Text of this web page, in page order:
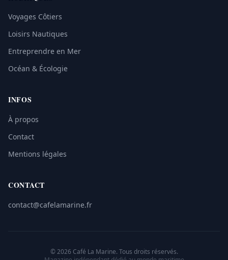
Voyages Côtiers
Loisirs Nautiques
Entreprendre en Mer
Océan & Écologie
INFOS
À propos
Contact
Mentions légales
CONTACT
contact@cafelamarine.fr
© 2026 Café La Marine. Tous droits réservés.